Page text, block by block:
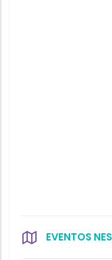
EVENTOS